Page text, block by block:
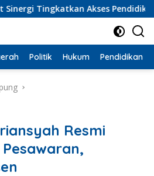
Akses Pendidikan Tinggi
Politik Hukum Pendidikan
Resmi